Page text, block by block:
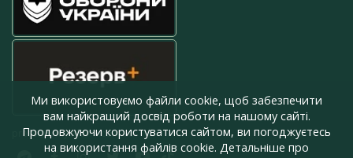
press@armyinform.com.ua
Ми використовуємо файли cookie, щоб забезпечити
вам найкращий досвід роботи на нашому сайті.
Продовжуючи користуватися сайтом, ви погоджуєтесь
на використання файлів cookie. Детальніше про